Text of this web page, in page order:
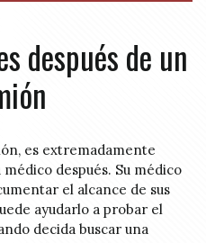
después de un
es extremadamente
después. Su médico
el alcance de sus
ayudarlo a probar el
decida buscar una